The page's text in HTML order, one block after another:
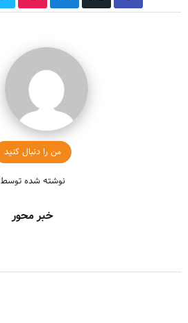
من را دنبال کنید
نوشته شده توسط
خبر محور